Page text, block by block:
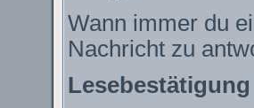
Wann immer du
Nachricht zu
Lesebestätigung